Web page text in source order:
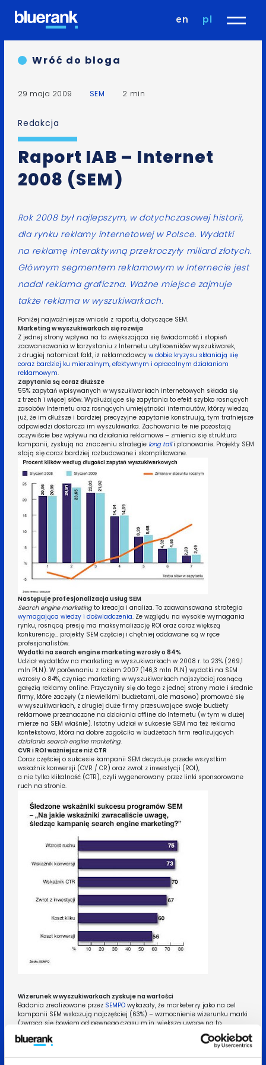
en pl
Wróć do bloga
29 maja 2009 SEM 2 min
Redakcja
Raport IAB – Internet
2008 (SEM)
Rok 2008 był najlepszym, w dotychczasowej historii,
dla rynku reklamy internetowej w Polsce. Wydatki
na reklamę interaktywną przekroczyły miliard złotych.
Głównym segmentem reklamowym w Internecie jest
nadal reklama graficzna. Ważne miejsce zajmuje
także reklama w wyszukiwarkach.
Poniżej najważniejsze wnioski z raportu, dotyczące SEM.
Marketing w wyszukiwarkach się rozwija
Z jednej strony wpływa na to zwiększająca się świadomość i stopień
zaawansowania w korzystaniu z Internetu użytkowników wyszukiwarek,
z drugiej natomiast fakt, iż reklamodawcy w dobie kryzysu skłaniają się
coraz bardziej ku mierzalnym, efektywnym i opłacalnym działaniom
reklamowym.
Zapytania są coraz dłuższe
55% zapytań wpisywanych w wyszukiwarkach internetowych składa się
z trzech i więcej słów. Wydłużające się zapytania to efekt szybko rosnących
zasobów Internetu oraz rosnących umiejętności internautów, którzy wiedzą
już, że im dłuższe i bardziej precyzyjne zapytanie konstruują, tym trafniejsze
odpowiedzi dostarcza im wyszukiwarka. Zachowania te nie pozostają
oczywiście bez wpływu na działania reklamowe – zmienia się struktura
kampanii, zyskują na znaczeniu strategie long tail i planowanie. Projekty SEM
stają się coraz bardziej rozbudowane i skomplikowane.
Następuje profesjonalizacja usług SEM
Search engine marketingto kreacja i analiza. To zaawansowana strategia
wymagająca wiedzy i doświadczenia. Ze względu na wysokie wymagania
rynku, rosnącą presję ma maksymalizację ROI oraz coraz większą
konkurencję… projekty SEM częściej i chętniej oddawane są w ręce
profesjonalistów.
Wydatki na search engine marketing wzrosły o 84%
Udział wydatków na marketing w wyszukiwarkach w 2008 r. to 23% (269,1
mln PLN). W porównaniu z rokiem 2007 (146,3 mln PLN) wydatki na SEM
wzrosły o 84%, czyniąc marketing w wyszukiwarkach najszybciej rosnącą
gałęzią reklamy online. Przyczyniły się do tego z jednej strony małe i średnie
firmy, które zaczęły (z niewielkimi budżetami, ale masowo) promować się
w wyszukiwarkach, z drugiej duże firmy przesuwające swoje budżety
reklamowe przeznaczone na działania offline do Internetu (w tym w dużej
mierze na SEM właśnie). Istotny udział w sukcesie SEM ma też reklama
kontekstowa, która na dobre zagościła w budżetach firm realizujących
działania search engine marketing.
CVR i ROI ważniejsze niż CTR
Coraz częściej o sukcesie kampanii SEM decyduje przede wszystkim
wskaźnik konwersji (CVR / CR) oraz zwrot z inwestycji (ROI),
a nie tylko klikalność (CTR), czyli wygenerowany przez linki sponsorowane
ruch na stronie.
Wizerunek w wyszukiwarkach zyskuje na wartości
Badania zrealizowane przez SEMPOwykazały, że marketerzy jako na cel
kampanii SEM wskazują najczęściej (63%) – wzmocnienie wizerunku marki
(zwraca się bowiem od pewnego czasu m.in. większą uwagę na to,
co pojawia się w wynikach wyszukiwania na słowa / frazy brandingowe).
Na drugim miejscu jako cel działań
search engine marketingplasuje się
sprzedaż bezpośrednia (61%). Dalej – wsparcie działań prowadzonych offline
i zwiększenie ruchu na stronie.